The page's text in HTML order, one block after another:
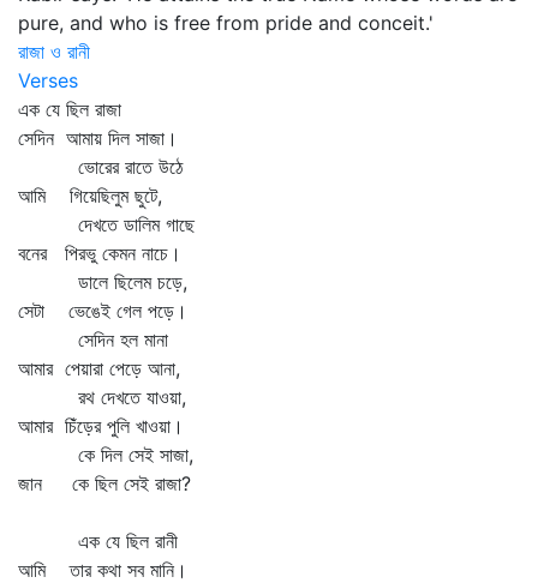
pure, and who is free from pride and conceit.'
রাজা ও রানী
Verses
এক যে ছিল রাজা
সেদিন আমায় দিল সাজা।
ভোরের রাতে উঠে
আমি গিয়েছিলুম ছুটে,
দেখতে ডালিম গাছে
বনের পিরভু কেমন নাচে।
ডালে ছিলেম চড়ে,
সেটা ভেঙেই গেল পড়ে।
সেদিন হল মানা
আমার পেয়ারা পেড়ে আনা,
রথ দেখতে যাওয়া,
আমার চিঁড়ের পুলি খাওয়া।
কে দিল সেই সাজা,
জান কে ছিল সেই রাজা?
এক যে ছিল রানী
আমি তার কথা সব মানি।